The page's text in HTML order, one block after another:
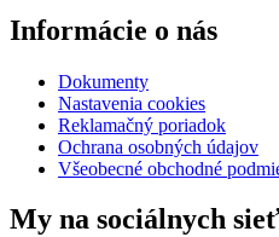
Informácie o nás
Dokumenty
Nastavenia cookies
Reklamačný poriadok
Ochrana osobných údajov
Všeobecné obchodné
My na sociálnych